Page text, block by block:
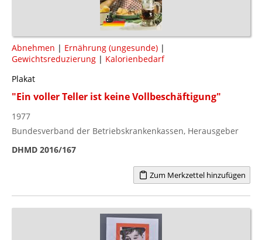
Abnehmen | Ernährung (ungesunde) |
Gewichtsreduzierung | Kalorienbedarf
Plakat
"Ein voller Teller ist keine Vollbeschäftigung"
1977
Bundesverband der Betriebskrankenkassen, Herausgeber
DHMD 2016/167
Zum Merkzettel hinzufügen